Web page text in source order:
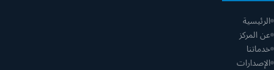
الرئيسية
عن المركز
خدماتنا
الإصدارات